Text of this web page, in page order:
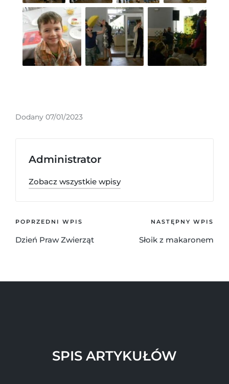
Dodany 07/01/2023
Administrator
Zobacz wszystkie wpisy
POPRZEDNI WPIS
Dzień Praw Zwierząt
NASTĘPNY WPIS
Słoik z makaronem
SPIS ARTYKUŁÓW